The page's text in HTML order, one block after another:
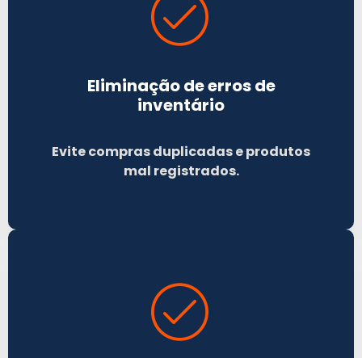
Eliminação de erros de
inventário
Evite compras duplicadas e produtos
mal registrados.